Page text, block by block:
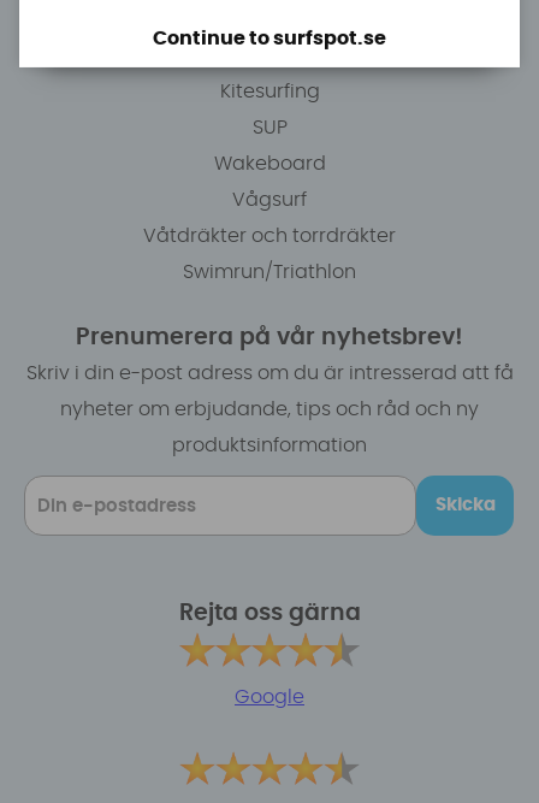
Kitesurfing
SUP
Wakeboard
Vågsurf
Våtdräkter och torrdräkter
Swimrun/Triathlon
Prenumerera på vår nyhetsbrev!
Skriv i din e-post adress om du är intresserad att få
nyheter om erbjudande, tips och råd och ny
produktsinformation
Skicka
Rejta oss gärna
Google
Continue to surfspot.se